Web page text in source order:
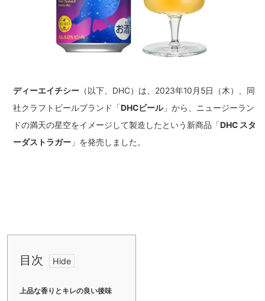
ディーエイチシー （以下、DHC）は、2023年10月5日（木）、同
社クラフトビールブランド「DHCビール」から、ニュージーラン
ドの満天の星空をイメージして製造したという新商品「DHC スタ
ーダストラガー 」を発売しました。
目次
上品な香りとキレの良い後味